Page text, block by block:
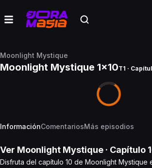
Moonlight Mystique
Moonlight Mystique 1x10T1 ·
InformaciónComentariosMás episodios
Ver Moonlight Mystique · Capítulo
Disfruta del capítulo 10 de Moonlight Mystique